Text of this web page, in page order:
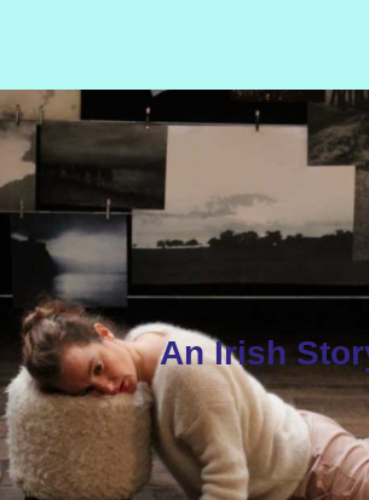
ACCUEIL
LE PETIT BUREAU
CONTACTS
CALENDRIER
ARTISTES
NEWSLETTER
INSTAGRAM
An Irish